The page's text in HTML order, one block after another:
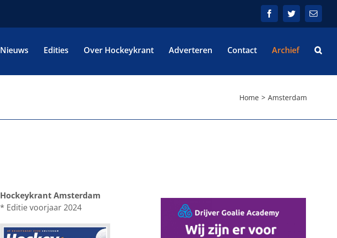
FacebookTwitterE-
mail
Nieuws Edities Over Hockeykrant Adverteren Contact Archief
Home Amsterdam
Hockeykrant Amsterdam
* Editie voorjaar 2024